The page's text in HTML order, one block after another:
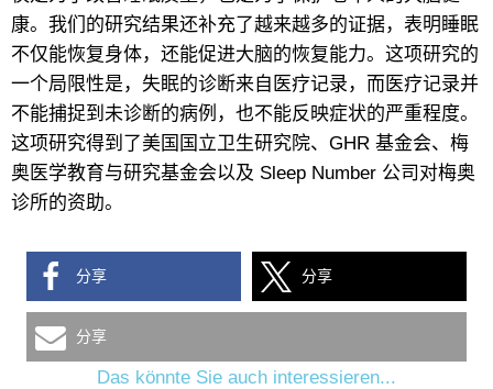
康。我们的研究结果还补充了越来越多的证据，表明睡眠
不仅能恢复身体，还能促进大脑的恢复能力。这项研究的
一个局限性是，失眠的诊断来自医疗记录，而医疗记录并
不能捕捉到未诊断的病例，也不能反映症状的严重程度。
这项研究得到了美国国立卫生研究院、GHR 基金会、梅
奥医学教育与研究基金会以及 Sleep Number 公司对梅奥
诊所的资助。
分享 分享
分享
Das könnte Sie auch interessieren...